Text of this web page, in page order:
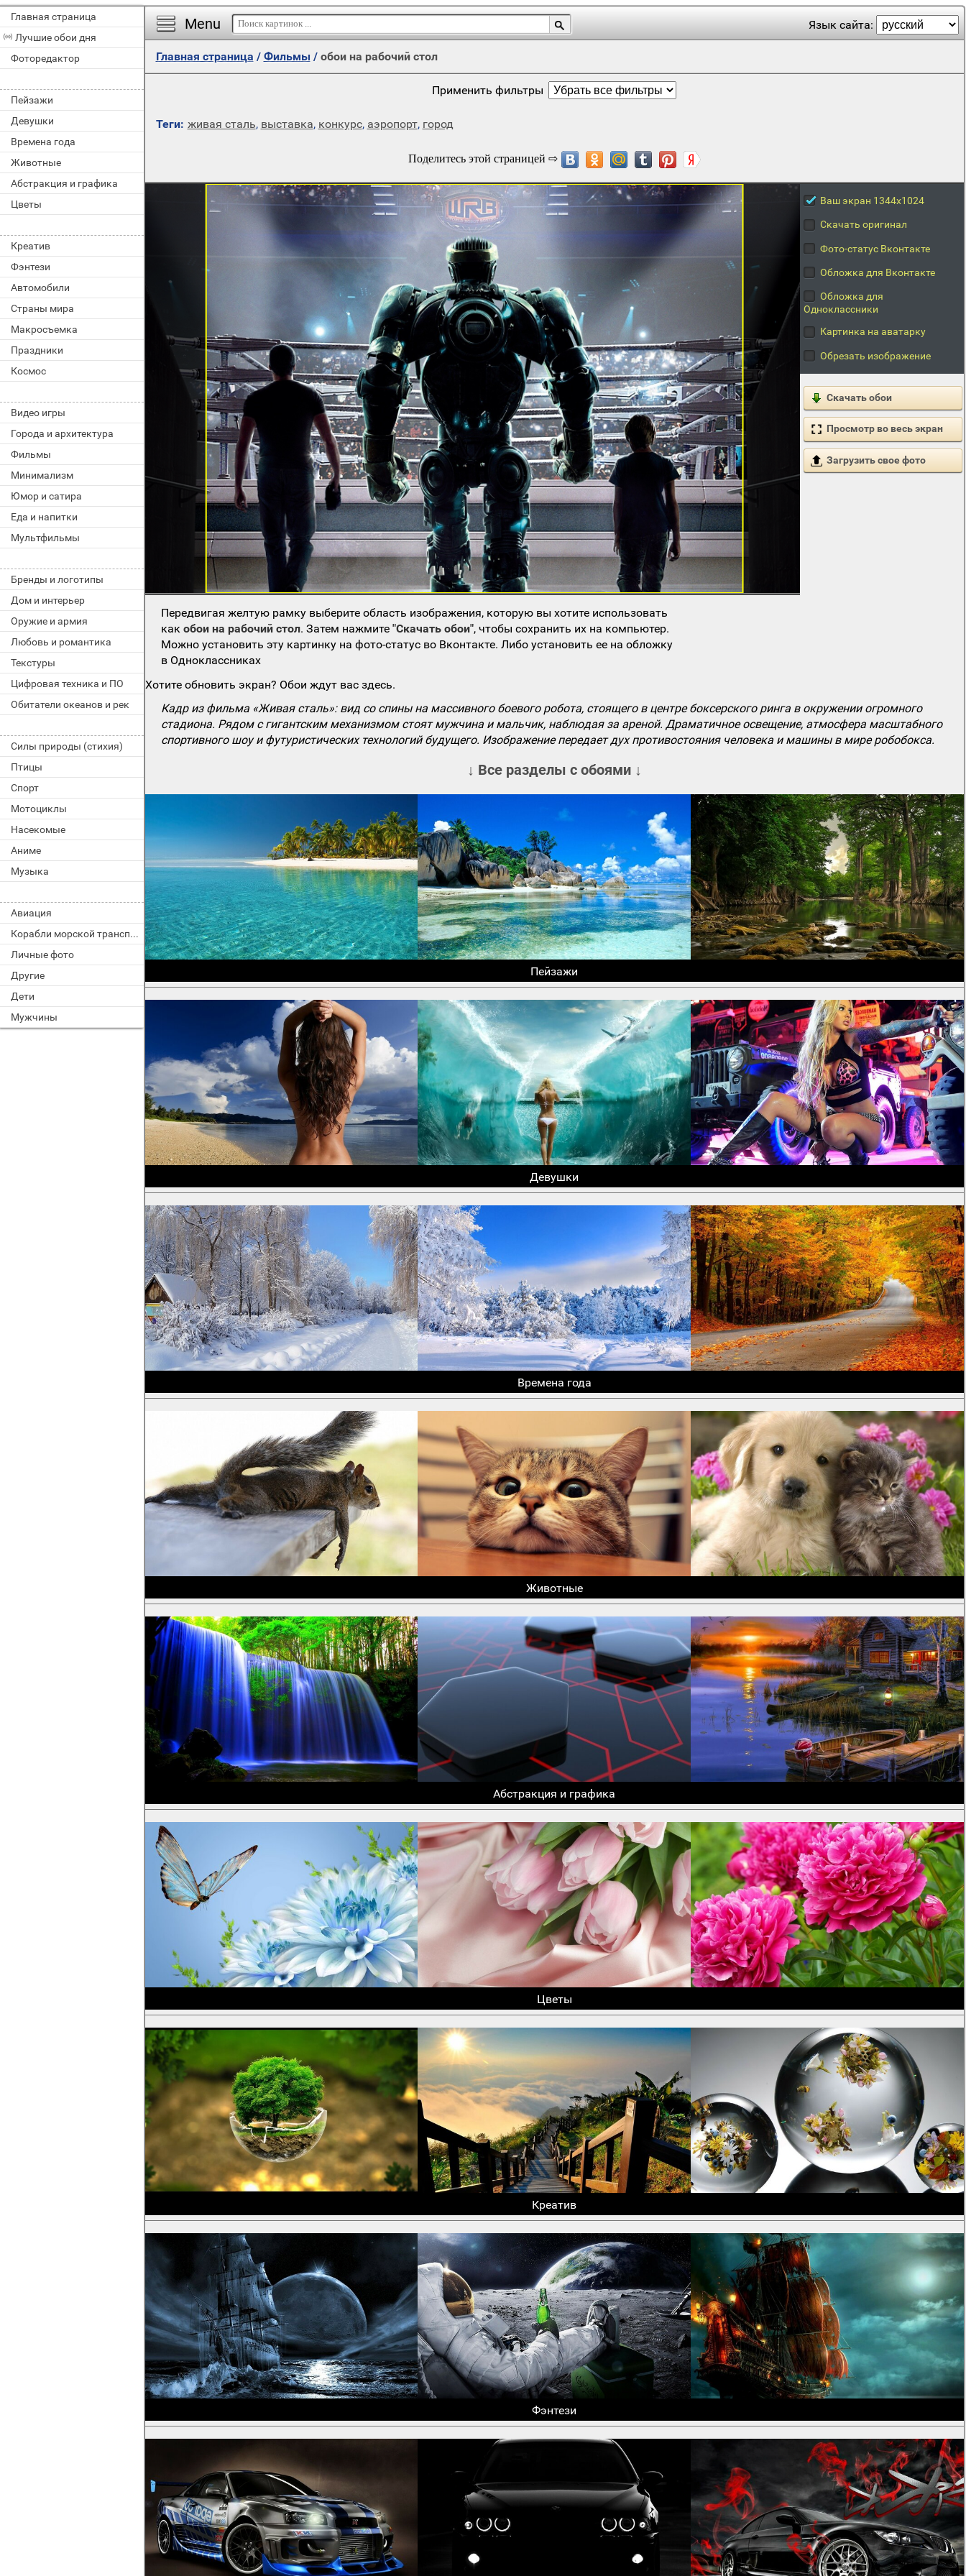
Главная страница
Лучшие обои дня
Фоторедактор
Пейзажи
Девушки
Времена года
Животные
Абстракция и графика
Цветы
Креатив
Фэнтези
Автомобили
Страны мира
Макросъемка
Праздники
Космос
Видео игры
Города и архитектура
Фильмы
Минимализм
Юмор и сатира
Еда и напитки
Мультфильмы
Бренды и логотипы
Дом и интерьер
Оружие и армия
Любовь и романтика
Текстуры
Цифровая техника и ПО
Обитатели океанов и рек
Силы природы (стихия)
Птицы
Спорт
Мотоциклы
Насекомые
Аниме
Музыка
Авиация
Корабли морской транспорт
Личные фото
Другие
Дети
Мужчины
Menu Язык сайта:
Главная страница / Фильмы/ обои на рабочий стол
Применить фильтры
Теги: живая сталь, выставка, конкурс, аэропорт, город
Ваш экран 1344x1024
Скачать оригинал
Фото-статус Вконтакте
Обложка для Вконтакте
Обложка для
Одноклассники
Картинка на аватарку
Обрезать изображение
Скачать обои
Просмотр во весь экран
Загрузить свое фото
Передвигая желтую рамку выберите область изображения, которую вы хотите использовать
какобои на рабочий стол. Затем нажмите"Скачать обои", чтобы сохранить их на компьютер.
Можно установить эту картинку на фото-статус во Вконтакте. Либо установить ее на обложку
в Одноклассниках
Хотите обновить экран? Обои ждут вас здесь.
Кадр из фильма «Живая сталь»: вид со спины на массивного боевого робота, стоящего в центре боксерского ринга в окружении огромного
стадиона. Рядом с гигантским механизмом стоят мужчина и мальчик, наблюдая за ареной. Драматичное освещение, атмосфера масштабного
спортивного шоу и футуристических технологий будущего. Изображение передает дух противостояния человека и машины в мире робобокса.
↓ Все разделы с обоями ↓
Пейзажи
Девушки
Времена года
Животные
Абстракция и графика
Цветы
Креатив
Фэнтези